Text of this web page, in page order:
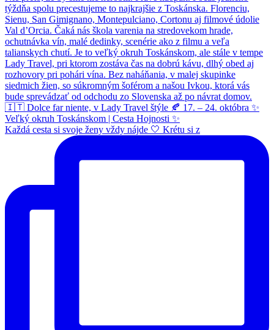
Každá cesta si svoje ženy vždy nájde 🤍 Krétu si z